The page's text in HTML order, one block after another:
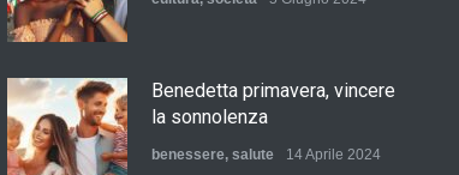
Benedetta primavera, vincere
la sonnolenza
benessere, salute 14 Aprile 2024